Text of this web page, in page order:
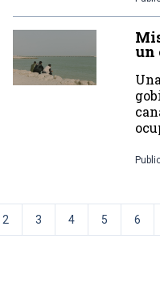
un
2 3 4 5 6